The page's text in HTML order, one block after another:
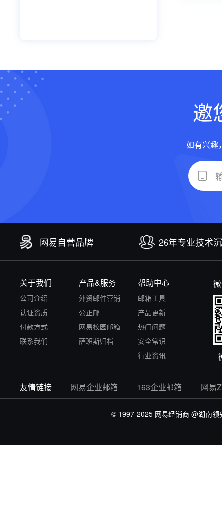
邀
如有兴趣
网易自营品牌 26年专业技术
关于我们
公司介绍
认证资质
付款方式
联系我们
产品&服务
外贸邮件营销
公正邮
网易校园邮箱
萨班斯归档
帮助中心
邮箱工具
产品更新
热门问题
安全常识
行业资讯
友情链接 网易企业邮箱 163企业邮箱 网易
© 1997-2025 网易经销商 @湖南领